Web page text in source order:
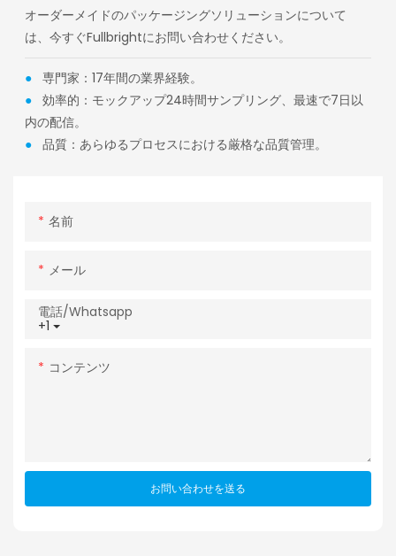
オーダーメイドのパッケージングソリューションについて
は、今すぐFullbrightにお問い合わせください。
● 専門家：17年間の業界経験。
● 効率的：モックアップ24時間サンプリング、最速で7日以
内の配信。
● 品質：あらゆるプロセスにおける厳格な品質管理。
名前
メール
+1
電話/whatsapp
コンテンツ
お問い合わせを送る